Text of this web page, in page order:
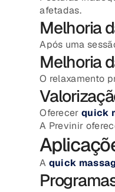
afetadas.
Melhoria
Após uma
Melhoria
O relaxamento
Oferecerquick
A Previnir
A quick